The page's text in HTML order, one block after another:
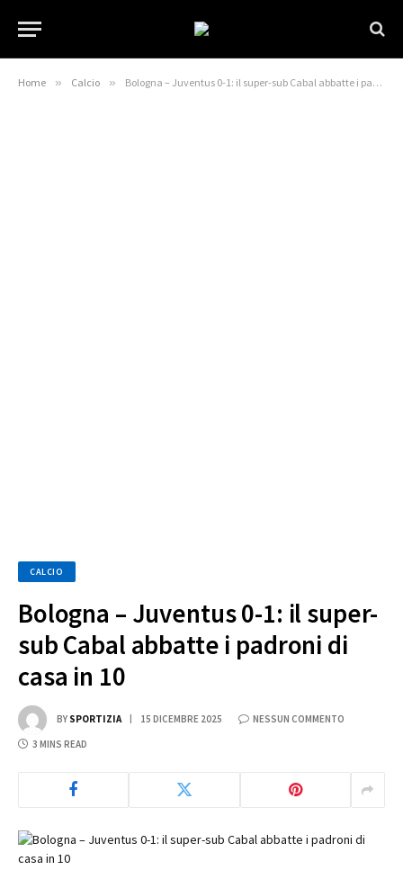
Home » Calcio » Bologna – Juventus 0-1: il super-sub Cabal abbatte i padroni di casa in 10
CALCIO
Bologna – Juventus 0-1: il super-
sub Cabal abbatte i padroni di
casa in 10
BY SPORTIZIA 15 DICEMBRE 2025 NESSUN COMMENTO
3 MINS READ